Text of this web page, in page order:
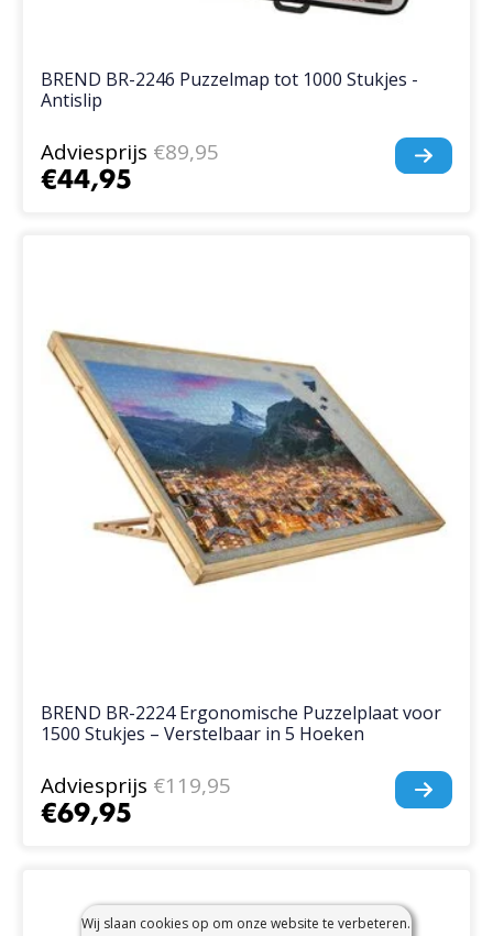
BREND BR-2246 Puzzelmap tot 1000 Stukjes -
Antislip
Adviesprijs €89,95
€44,95
BREND BR-2224 Ergonomische Puzzelplaat voor
1500 Stukjes – Verstelbaar in 5 Hoeken
Adviesprijs €119,95
€69,95
Wij slaan cookies op om onze website te verbeteren.